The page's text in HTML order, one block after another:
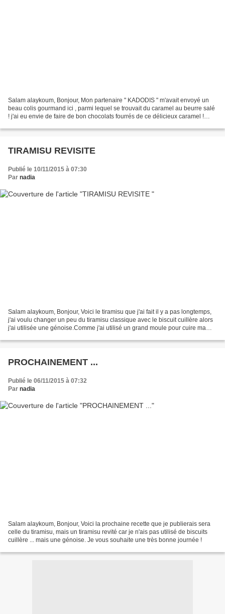
Salam alaykoum, Bonjour, Mon partenaire " KADODIS " m'avait envoyé un
beau colis gourmand ici , parmi lequel se trouvait du caramel au beurre salé
! j'ai eu envie de faire de bon chocolats fourrés de ce délicieux caramel !
TIRAMISU REVISITE
Publié le 10/11/2015 à 07:30
Par nadia
Salam alaykoum, Bonjour, Voici le tiramisu que j'ai fait il y a pas longtemps,
j'ai voulu changer un peu du tiramisu classique avec le biscuit cuillère alors
j'ai utilisée une génoise.Comme j'ai utilisé un grand moule pour cuire ma
PROCHAINEMENT ...
Publié le 06/11/2015 à 07:32
Par nadia
Salam alaykoum, Bonjour, Voici la prochaine recette que je publierais sera
celle du tiramisu, mais un tiramisu revité car je n'ais pas utilisé de biscuits
cuillère ... mais une génoise. Je vous souhaite une très bonne journée !